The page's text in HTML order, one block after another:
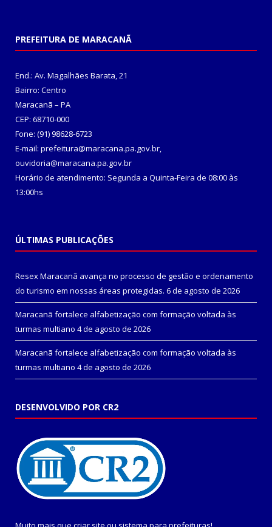
PREFEITURA DE MARACANÃ
End.: Av. Magalhães Barata, 21
Bairro: Centro
Maracanã – PA
CEP: 68710-000
Fone: (91) 98628-6723
E-mail: prefeitura@maracana.pa.gov.br,
ouvidoria@maracana.pa.gov.br
Horário de atendimento: Segunda a Quinta-Feira de 08:00 às
13:00hs
ÚLTIMAS PUBLICAÇÕES
Resex Maracanã avança no processo de gestão e ordenamento
do turismo em nossas áreas protegidas. 6 de agosto de 2026
Maracanã fortalece alfabetização com formação voltada às
turmas multiano 4 de agosto de 2026
Maracanã fortalece alfabetização com formação voltada às
turmas multiano 4 de agosto de 2026
DESENVOLVIDO POR CR2